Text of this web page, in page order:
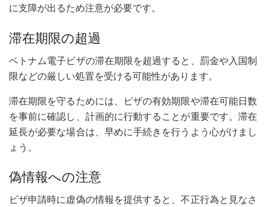
に支障が出るため注意が必要です。
滞在期限の超過
ベトナム電子ビザの滞在期限を超過すると、罰金や入国制
限などの厳しい処置を受ける可能性があります。
滞在期限を守るためには、ビザの有効期限や滞在可能日数
を事前に確認し、計画的に行動することが重要です。滞在
延長が必要な場合は、早めに手続きを行うよう心がけまし
ょう。
偽情報への注意
ビザ申請時に虚偽の情報を提供すると、不正行為と見なさ